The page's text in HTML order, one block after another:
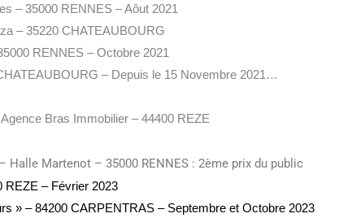
– 35000 RENNES – Aôut 2021
– 35220 CHATEAUBOURG
RENNES – Octobre 2021
– Depuis le 15 Novembre 2021…
Bras Immobilier – 44400 REZE
Halle Martenot – 35000 RENNES : 2ème prix du public
REZE – Février 2023
» – 84200 CARPENTRAS – Septembre et Octobre 2023